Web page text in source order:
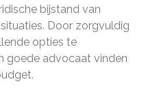
bijstand van
Door zorgvuldig
opties te
goede advocaat vinden